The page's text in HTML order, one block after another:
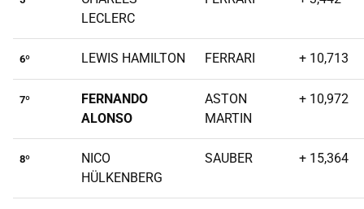
LECLERC
6º LEWIS HAMILTON FERRARI + 10,713
7º
FERNANDO
ALONSO
ASTON
MARTIN
+ 10,972
8º
NICO
HÜLKENBERG
SAUBER + 15,364